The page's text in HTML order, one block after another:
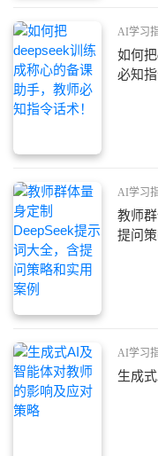
AI学习
如何
必知
AI学习
教师
提问
AI学习
生成